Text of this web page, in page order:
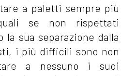
a paletti sempre più
se non rispettati
la sua separazione dalla
i più difficili sono non
a nessuno i suoi